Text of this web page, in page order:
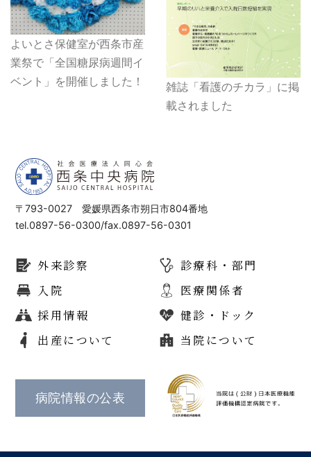
よいとさ保健室が西条市産
業祭で「全国糖尿病週間イ
ベント」を開催しました！
雑誌「看護のチカラ」に掲
載されました
〒793-0027 愛媛県西条市朔日市804番地
tel.0897-56-0300/fax.0897-56-0301
外来診察
診療科・部門
入院
医療関係者
採用情報
健診・ドック
出産について
当院について
病院情報の公表